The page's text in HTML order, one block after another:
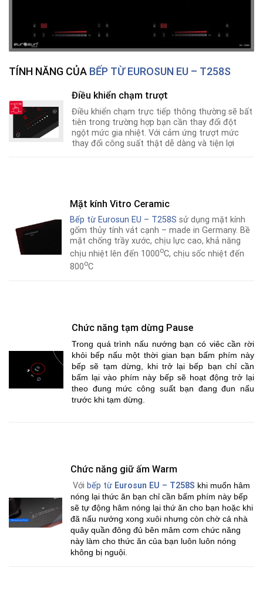
TÍNH NĂNG CỦA BẾP TỪ EUROSUN EU – T258S
Điều khiển chạm trượt
Điều khiển chạm trực tiếp thông thường sẽ bất
tiên trong trường hợp bạn cần thay đổi đột
ngột mức gia nhiệt. Với cảm ứng trượt mức
thay đổi công suất thật dễ dàng và tiện lợi
Mặt kính Vitro Ceramic
Bếp từ Eurosun EU – T258S sử dụng mặt kính
gốm thủy tính vát cạnh – made in Germany. Bề
mặt chống trầy xước, chịu lực cao, khả năng
chịu nhiệt lên đến 1000oC, chịu sốc nhiệt đến
800oC
Chức năng tạm dừng Pause
Trong quá trình nấu nướng bạn có viêc cần rời
khỏi bếp nấu một thời gian bạn bấm phím này
bếp sẽ tạm dừng, khi trở lại bếp bạn chỉ cần
bấm lại vào phím này bếp sẽ hoạt động trở lại
theo đung mức công suất bạn đang đun nấu
trước khi tạm dừng.
Chức năng giữ ấm Warm
Với bếp từ Eurosun EU – T258S khi muốn hâm
nóng lại thức ăn bạn chỉ cần bấm phím này bếp
sẽ tự động hâm nóng lại thứ ăn cho bạn hoặc khi
đã nấu nướng xong xuôi nhưng còn chờ cả nhà
quây quần đông đủ bên mâm cơm chức năng
này làm cho thức ăn của bạn luôn luôn nóng
không bị nguội.